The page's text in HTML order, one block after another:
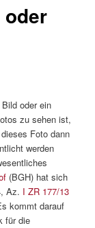
oder ein
zu sehen ist,
Foto dann
werden
(BGH) hat sich
Az. I ZR 177/13
kommt darauf
für die